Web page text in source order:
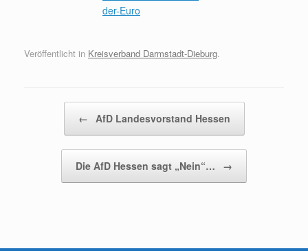
Veröffentlicht in Kreisverband Darmstadt-Dieburg.
← AfD Landesvorstand Hessen
Die AfD Hessen sagt „Nein“… →